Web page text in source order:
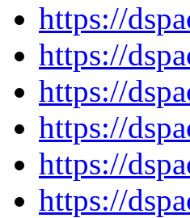
https://
https://
https://
https://
https://
https://